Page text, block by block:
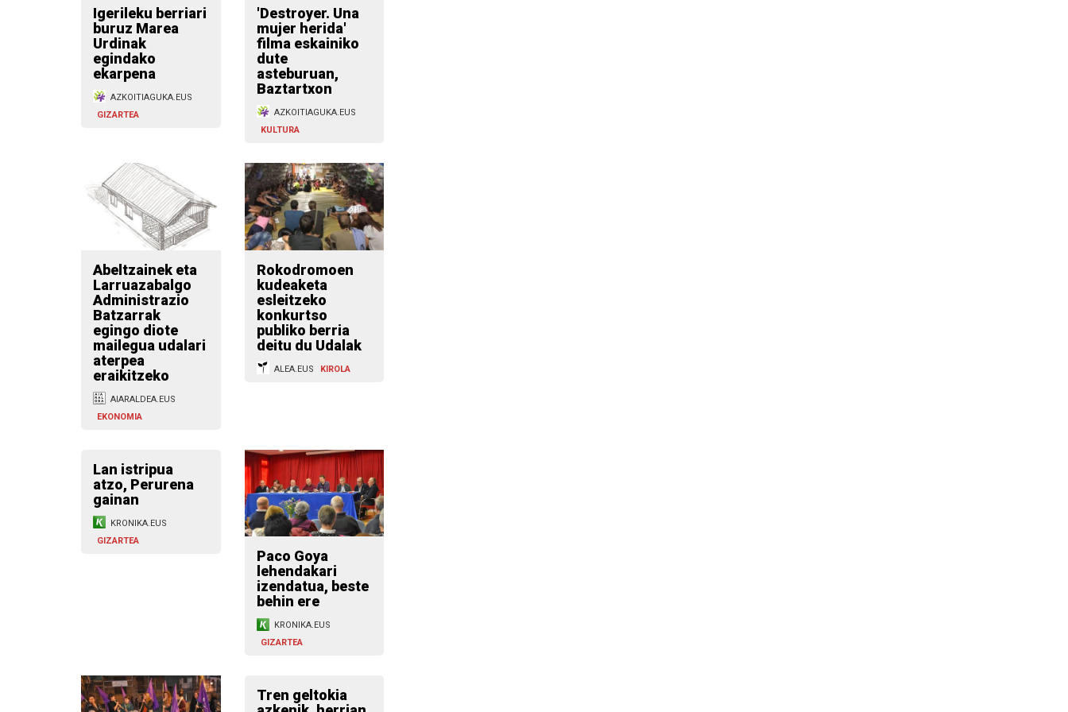
Igerileku berriari
buruz Marea
Urdinak
egindako
ekarpena
AZKOITIAGUKA.EUS
GIZARTEA
'Destroyer. Una
mujer herida'
filma eskainiko
dute
asteburuan,
Baztartxon
AZKOITIAGUKA.EUS
KULTURA
Abeltzainek eta
Larruazabalgo
Administrazio
Batzarrak
egingo diote
mailegua udalari
aterpea
eraikitzeko
AIARALDEA.EUS
EKONOMIA
Rokodromoen
kudeaketa
esleitzeko
konkurtso
publiko berria
deitu du Udalak
ALEA.EUS KIROLA
Lan istripua
atzo, Perurena
gainan
KRONIKA.EUS
GIZARTEA
Paco Goya
lehendakari
izendatua, beste
behin ere
KRONIKA.EUS
GIZARTEA
Tren geltokia